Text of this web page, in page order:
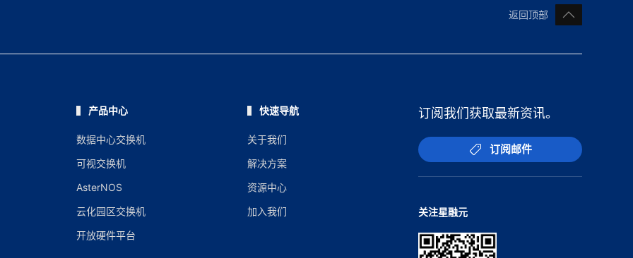
返回顶部
产品中心
数据中心交换机
可视交换机
AsterNOS
云化园区交换机
开放硬件平台
快速导航
关于我们
解决方案
资源中心
加入我们
订阅我们获取最新资讯。
订阅邮件
关注星融元